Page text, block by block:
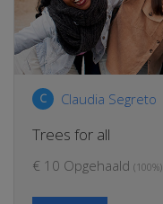
C Claudia Segreto
Trees for all
€ 10 Opgehaald (100%)